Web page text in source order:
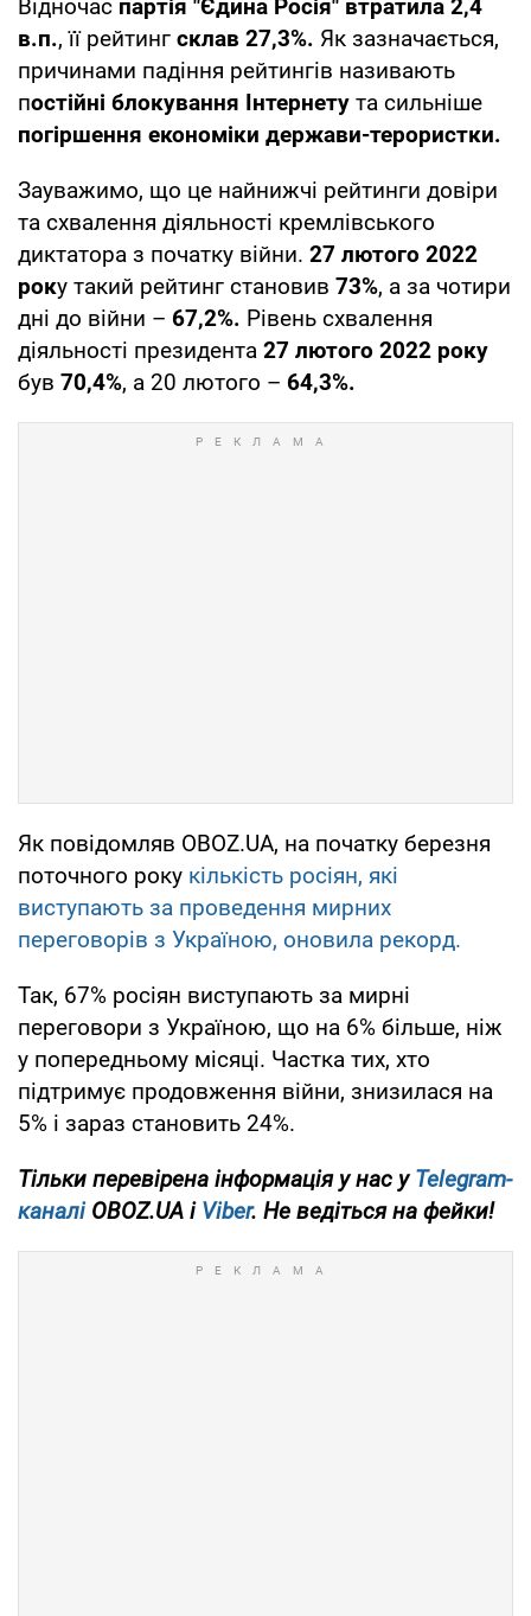
Відночас партія "Єдина Росія" втратила 2,4
в.п., її рейтинг склав 27,3%. Як зазначається,
причинами падіння рейтингів називають
постійні блокування Інтернету та сильніше
погіршення економіки держави-терористки.
Зауважимо, що це найнижчі рейтинги довіри
та схвалення діяльності кремлівського
диктатора з початку війни. 27 лютого 2022
року такий рейтинг становив 73%, а за чотири
дні до війни – 67,2%. Рівень схвалення
діяльності президента 27 лютого 2022 року
був 70,4%, а 20 лютого – 64,3%.
Як повідомляв OBOZ.UA, на початку березня
поточного року кількість росіян, які
виступають за проведення мирних
переговорів з Україною, оновила рекорд.
Так, 67% росіян виступають за мирні
переговори з Україною, що на 6% більше, ніж
у попередньому місяці. Частка тих, хто
підтримує продовження війни, знизилася на
5% і зараз становить 24%.
Тільки перевірена інформація у нас уTelegram-
каналіOBOZ.UA і Viber. Не ведіться на фейки!